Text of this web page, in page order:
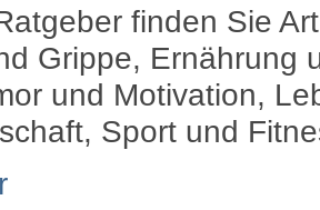
finden Sie
Grippe, Ernährung
und Motivation,
Sport und